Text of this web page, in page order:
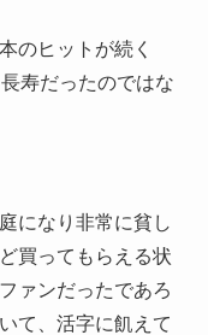
のヒットが続く
寿だったのではな
になり非常に貧し
買ってもらえる状
ァンだったであろ
て、活字に飢えて